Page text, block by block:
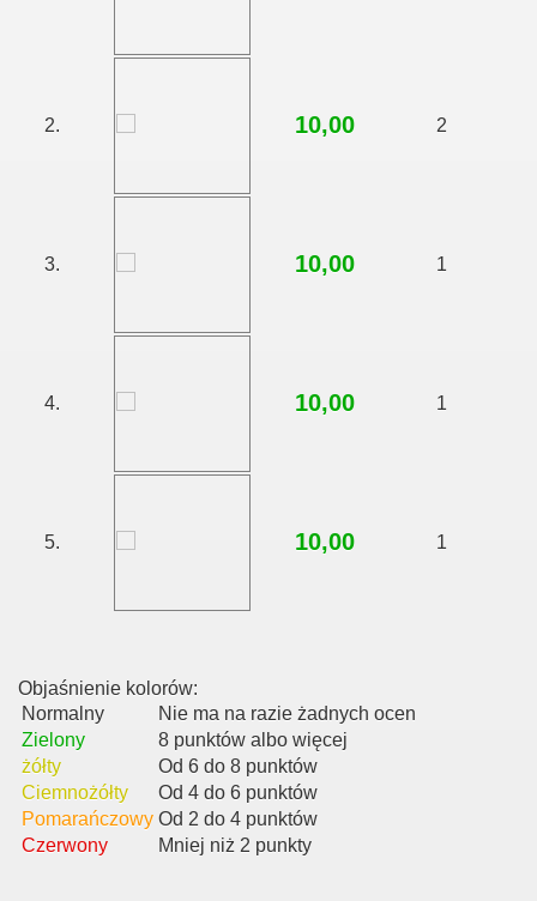
2. 10,00 2
3. 10,00 1
4. 10,00 1
5. 10,00 1
Objaśnienie kolorów:
Normalny
Nie ma na razie żadnych ocen
Zielony
8 punktów albo więcej
żółty
Od 6 do 8 punktów
Ciemnożółty
Od 4 do 6 punktów
Pomarańczowy Od 2 do 4 punktów
Czerwony
Mniej niż 2 punkty